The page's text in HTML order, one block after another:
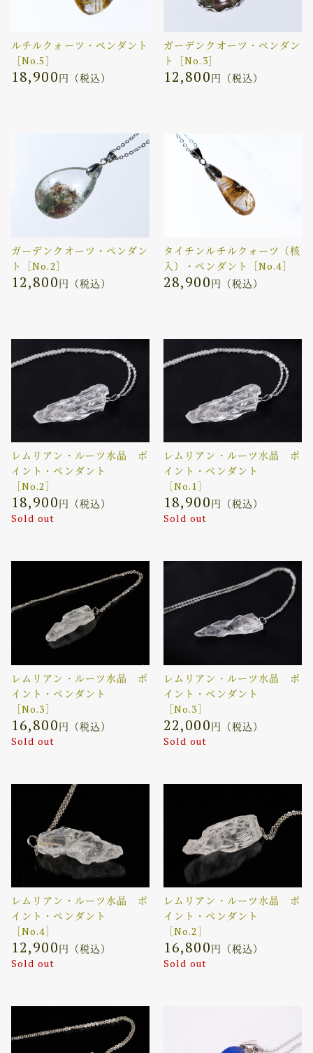
ルチルクォーツ・ペンダント
［No.5］
18,900円（税込）
ガーデンクオーツ・ペンダン
ト［No.3］
12,800円（税込）
ガーデンクオーツ・ペンダン
ト［No.2］
12,800円（税込）
タイチンルチルクォーツ（核
入）・ペンダント［No.4］
28,900円（税込）
レムリアン・ルーツ水晶 ポ
イント・ペンダント
［No.2］
18,900円（税込）
Sold out
レムリアン・ルーツ水晶 ポ
イント・ペンダント
［No.1］
18,900円（税込）
Sold out
レムリアン・ルーツ水晶 ポ
イント・ペンダント
［No.3］
16,800円（税込）
Sold out
レムリアン・ルーツ水晶 ポ
イント・ペンダント
［No.3］
22,000円（税込）
Sold out
レムリアン・ルーツ水晶 ポ
イント・ペンダント
［No.4］
12,900円（税込）
Sold out
レムリアン・ルーツ水晶 ポ
イント・ペンダント
［No.2］
16,800円（税込）
Sold out